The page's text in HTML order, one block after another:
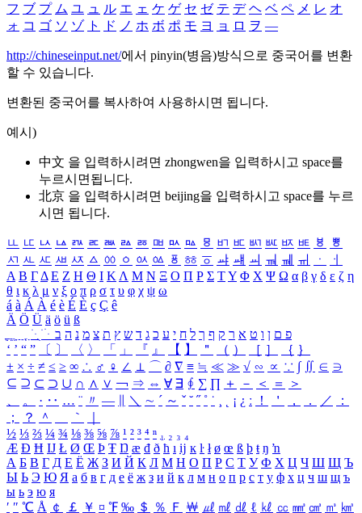
フ ブ プ ム ユ ュ ル エ ェ ケ ゲ セ ゼ テ デ ヘ ベ ペ メ レ オ
ォ コ ゴ ソ ゾ ト ド ノ ホ ボ ポ モ ヨ ョ ロ ヲ ―
http://chineseinput.net/에서 pinyin(병음)방식으로 중국어를 변환
할 수 있습니다.
변환된 중국어를 복사하여 사용하시면 됩니다.
예시)
中文 을 입력하시려면 zhongwen을 입력하시고 space를
누르시면됩니다.
北京 을 입력하시려면 beijing을 입력하시고 space를 누르
시면 됩니다.
ㅥ ㅦ ㅧ ㅨ ㅩ ㅪ ㅫ ㅬ ㅭ ㅮ ㅯ ㅰ ㅱ ㅲ ㅳ ㅴ ㅵ ㅶ ㅷ ㅸ
ㅹ
ㅺ ㅻ ㅼ ㅽ ㅾ ㅿ ㆀ ㆁ ㆂ ㆃ ㆄ ㆅ ㆆ ㆇ ㆈ ㆉ ㆊ ㆋ ㆌ ㆍ
ㆎ
Α Β ΓΔ Ε Ζ Η Θ Ι ΚΛ Μ Ν Ξ Ο Π Ρ Σ ΤΥ Φ Χ Ψ Ω α β γ δ ε ζ η
θ ι κ λ μ ν ξ ο π ρ σ τ υ φ χ ψ ω
á à Á À é è É È ç Ç ê
Ä Ö Ü ä ö ü ß
ִֶֹ ֻּ ׁׂ פ ם ן ו ט א ר ק ף ך ל ח י ע כ ג ד ש ץ ת צ מ נ ה ב
‘ ’ “ ” 〔 〕 〈 〉 「 」 『 』 【 】 ＂ （ ） ［ ］ ｛ ｝
± × ÷ ≠ ≤ ≥ ∞ ∴ ♂ ♀ ∠ ⊥ ⌒ ∂ ∇ ≡ ≒ ≪ ≫ √ ∽ ∝ ∵ ∫ ∬ ∈ ∋
⊆ ⊇ ⊂ ⊃ ∪ ∩ ∧ ∨ ￢ ⇒ ⇔ ∀ ∃ ∮ ∑ ∏ ＋ － ＜ ＝
＞
、
。 · ‥ … ¨ 〃 ― ＼ ∼ ´ ～ ˇ ˘ ˝ ˚ ˙ ¸ ¡ ¿ ː ！ ＇ ， ． ／
：
；
？ ＾ ｀
½ ⅓ ⅔ ¼ ¾ ⅛ ⅜ ⅝ ⅞ ¹ ² ³ ⁴ ⁿ ₁ ₂ ₃ ₄
Æ Ð Ħ Ĳ Ł Ø Œ Þ Ŧ Ŋ æ đ ð ħ ı ĳ ĸ ŀ ł ø œ ß þ ŧ ŋ ŉ
А Б В Г Д Е Ё Ж З И Й К Л М Н О П Р С Т У Ф Х Ц Ч Ш Щ Ъ
Ы Ь Э Ю Я а б в г д е ё ж з и й к л м н о п р с т у ф х ц ч ш щ ъ
ы ь э ю я
′ ″ ℃ Å ￠ ￡ ￥ ¤ ℉ ‰ ＄ ％ Ｆ ￦ ㎕ ㎖ ㎗ ℓ ㎘ ㏄ ㎣ ㎤ ㎥ ㎦